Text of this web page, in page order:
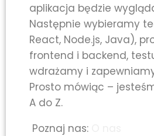
aplikacja będzie
Następnie wybieramy
React, Node.js, Java),
frontend i backend,
wdrażamy i
Prosto mówiąc –
A do Z.
Poznaj nas: